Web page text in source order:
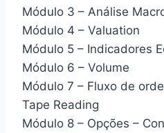
Módulo 3 – Análise
Módulo 4 – Valuation
Módulo 5 – Indicadores
Módulo 6 – Volume
Módulo 7 – Fluxo de
Tape Reading
Módulo 8 – Opções –